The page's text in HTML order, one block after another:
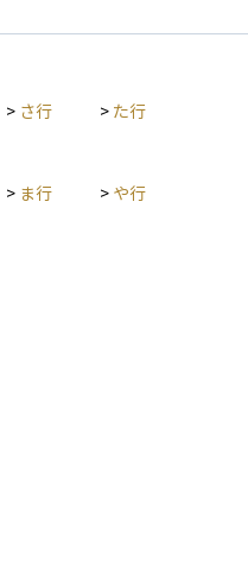
要な基準となります。資産
> さ行 > た行
> ま行 > や行